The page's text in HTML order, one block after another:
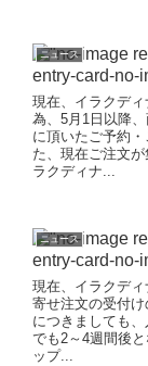
ニュース
現在、イラクデ
為、5月1日以降
に頂いたご予約
た、現在ご注文
ラクディナ...
ニュース
現在、イラクデ
寄せ注文の受付
につきましても
でも2～4週間後
ップ...